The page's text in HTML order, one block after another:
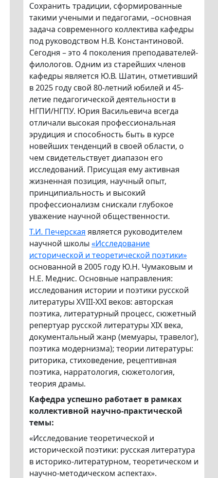
Сохранить традиции, сформированные
такими учеными и педагогами, –основная
задача современного коллектива кафедры
под руководством Н.В. Константиновой.
Сегодня – это 4 поколения преподавателей-
филологов. Одним из старейших членов
кафедры является Ю.В. Шатин, отметивший
в 2025 году свой 80-летний юбилей и 45-
летие педагогической деятельности в
НГПИ/НГПУ. Юрия Васильевича всегда
отличали высокая профессиональная
эрудиция и способность быть в курсе
новейших тенденций в своей области, о
чем свидетельствует диапазон его
исследований. Присущая ему активная
жизненная позиция, научный опыт,
принципиальность и высокий
профессионализм снискали глубокое
уважение научной общественности.
Т.И. Печерская является руководителем
научной школы «Исследование
исторической и теоретической поэтики»
основанной в 2005 году Ю.Н. Чумаковым и
Н.Е. Меднис. Основные направления:
исследования истории и поэтики русской
литературы XVIII-XXI веков: авторская
поэтика, литературный процесс, сюжетный
репертуар русской литературы XIX века,
документальный жанр (мемуары, травелог),
поэтика модернизма); теории литературы:
риторика, стиховедение, рецептивная
поэтика, нарратология, сюжетология,
теория драмы.
Кафедра успешно работает в рамках
коллективной научно-практической
темы:
«Исследование теоретической и
исторической поэтики: русская литература
в историко-литературном, теоретическом и
научно-методическом аспектах».